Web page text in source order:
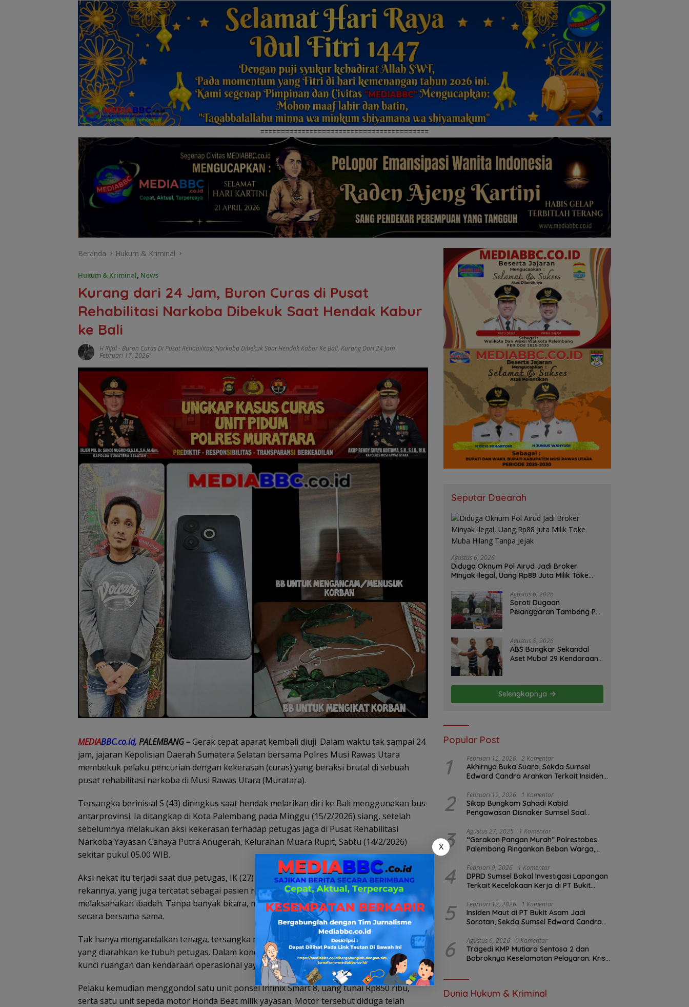
=========================================
Beranda Hukum & Kriminal
Hukum & Kriminal News
Kurang dari 24 Jam, Buron Curas di Pusat
Rehabilitasi Narkoba Dibekuk Saat Hendak Kabur
ke Bali
H Rijal- Buron Curas Di Pusat Rehabilitasi Narkoba Dibekuk Saat Hendak Kabur Ke Bali, Kurang Dari 24 Jam
Februari 17, 2026
MEDIABBC.co.id, PALEMBANG –Gerak cepat aparat kembali diuji. Dalam waktu tak sampai 24
jam, jajaran Kepolisian Daerah Sumatera Selatan bersama Polres Musi Rawas Utara
membekuk pelaku pencurian dengan kekerasan (curas) yang beraksi brutal di sebuah
pusat rehabilitasi narkoba di Musi Rawas Utara (Muratara).
Tersangka berinisial S (43) diringkus saat hendak melarikan diri ke Bali menggunakan bus
antarprovinsi. Ia ditangkap di Kota Palembang pada Minggu (15/2/2026) siang, setelah
sebelumnya melakukan aksi kekerasan terhadap petugas jaga di Pusat Rehabilitasi
Narkoba Yayasan Cahaya Putra Anugerah, Kelurahan Muara Rupit, Sabtu (14/2/2026)
sekitar pukul 05.00 WIB.
Aksi nekat itu terjadi saat dua petugas, IK (27) dan AP (42), tengah berjaga. S bersama tiga
rekannya, yang juga tercatat sebagai pasien rehabilitasi mendatangi korban usai
melaksanakan ibadah. Tanpa banyak bicara, mereka langsung melakukan penganiayaan
secara bersama-sama.
Tak hanya mengandalkan tenaga, tersangka mengancam korban menggunakan obeng
yang diarahkan ke tubuh petugas. Dalam kondisi terdesak, korban dipaksa menyerahkan
kunci ruangan dan kendaraan operasional yayasan.
Pelaku kemudian menggondol satu unit ponsel Infinix Smart 8, uang tunai Rp850 ribu,
serta satu unit sepeda motor Honda Beat milik yayasan. Motor tersebut diduga telah
Seputar Daearah
Agustus 6, 2026
Diduga Oknum Pol Airud Jadi Broker
Minyak Ilegal, Uang Rp88 Juta Milik Toke
Agustus 6, 2026
Soroti Dugaan
Pelanggaran Tambang PT
Minggu ke Pemerintah
Agustus 5, 2026
ABS Bongkar Sekandal
Aset Muba! 29 Kendaraan
Selengkapnya
Popular Post
1 Februari 12, 2026 2 Komentar
Akhirnya Buka Suara, Sekda Sumsel
Edward Candra Arahkan Terkait Insiden
2 Februari 12, 2026 1 Komentar
Sikap Bungkam Sahadi Kabid
Pengawasan Disnaker Sumsel Soal
Pengawasan K3?
3 Agustus 27, 2025 1 Komentar
“Gerakan Pangan Murah” Polrestabes
Palembang Ringankan Beban Warga,
4 Februari 9, 2026 1 Komentar
DPRD Sumsel Bakal Investigasi Lapangan
Terkait Kecelakaan Kerja di PT Bukit
5 Februari 12, 2026 1 Komentar
Insiden Maut di PT Bukit Asam Jadi
Sorotan, Sekda Sumsel Edward Candra
6 Agustus 6, 2026 0 Komentar
Tragedi KMP Mutiara Sentosa 2 dan
Bobroknya Keselamatan Pelayaran: Krisis
Hazard
Dunia Hukum & Kriminal
X